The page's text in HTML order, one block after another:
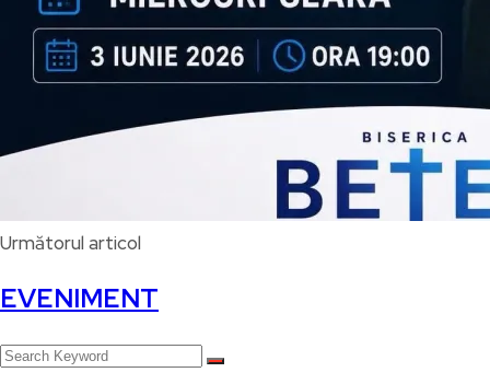
Următorul articol
EVENIMENT